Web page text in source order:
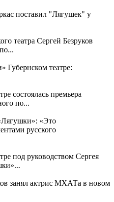
поставил "Лягушек" у
театра Сергей Безруков
Губернском театре:
состоялась премьера
по...
«Это
русского
под руководством Сергея
занял актрис МХАТа в новом